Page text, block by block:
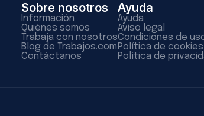
Sobre nosotros
Información
Quiénes somos
Trabaja con nosotros
Blog de Trabajos.com
Contáctanos
Ayuda
Ayuda
Aviso legal
Condiciones de
Política de cookies
Política de